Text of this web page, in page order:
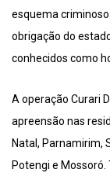
esquema
obrigação do
conhecidos como
A operação Curari
apreensão nas
Natal, Parnamirim,
Potengi e